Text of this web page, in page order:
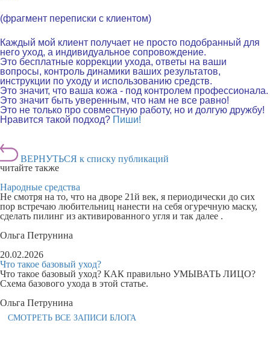
(фрагмент переписки с клиентом)
Каждый мой клиент получает не просто подобранный для
него уход, а индивидуальное сопровождение.
Это бесплатные коррекции ухода, ответы на ваши
вопросы, контроль динамики ваших результатов,
инструкции по уходу и использованию средств.
Это значит, что ваша кожа - под контролем профессионала.
Это значит быть уверенным, что нам не все равно!
Это не только про совместную работу, но и долгую дружбу!
Нравится такой подход? Пиши!
ВЕРНУТЬСЯ к списку публикаций
читайте также
Народные средства
Не смотря на то, что на дворе 21й век, я периодически до сих
пор встречаю любительниц нанести на себя огуречную маску,
сделать пилинг из активированного угля и так далее .
Ольга Петрунина
20.02.2026
Что такое базовый уход?
Что такое базовый уход? КАК правильно УМЫВАТЬ ЛИЦО?
Схема базового ухода в этой статье.
Ольга Петрунина
СМОТРЕТЬ ВСЕ ЗАПИСИ БЛОГА